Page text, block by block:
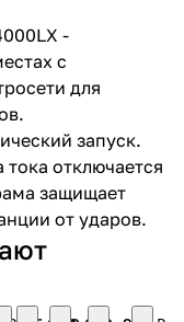
-
с
для
запуск.
отключается
защищает
от ударов.
раз в 2